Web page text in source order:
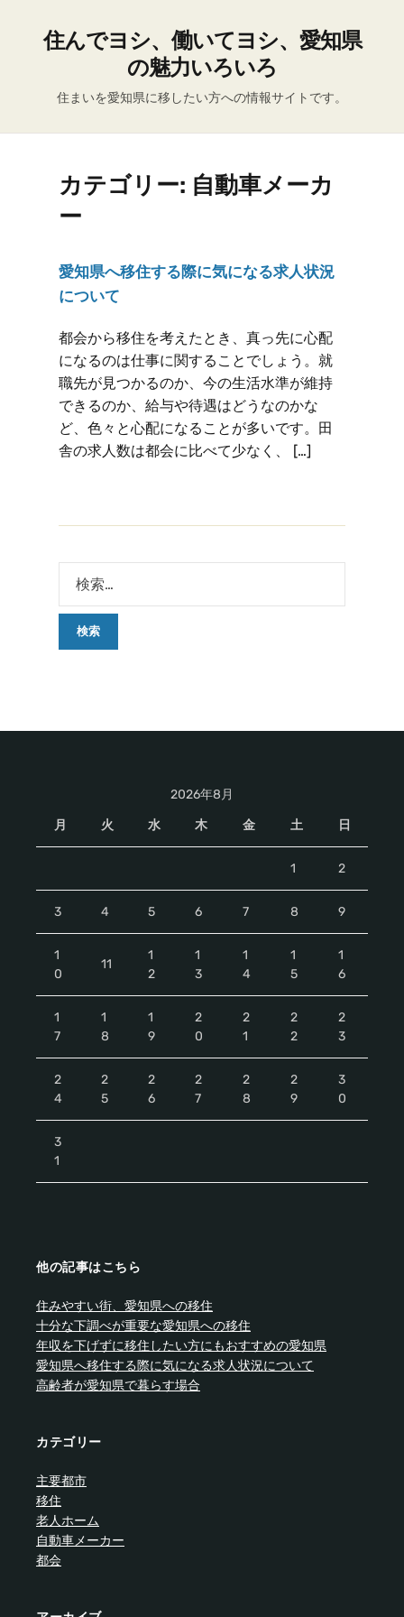
住んでヨシ、働いてヨシ、愛知県
の魅力いろいろ
住まいを愛知県に移したい方への情報サイトです。
カテゴリー: 自動車メーカ
ー
愛知県へ移住する際に気になる求人状況
について
都会から移住を考えたとき、真っ先に心配
になるのは仕事に関することでしょう。就
職先が見つかるのか、今の生活水準が維持
できるのか、給与や待遇はどうなのかな
ど、色々と心配になることが多いです。田
舎の求人数は都会に比べて少なく、 […]
2026年8月
月
火 水 木 金 土 日
1 2
3 4 5 6 7 8 9
1
0
11
1
2
1
3
1
4
1
5
1
6
1
7
1
8
1
9
2
0
2
1
2
2
2
3
2
4
2
5
2
6
2
7
2
8
2
9
3
0
3
1
他の記事はこちら
住みやすい街、愛知県への移住
十分な下調べが重要な愛知県への移住
年収を下げずに移住したい方にもおすすめの愛知県
愛知県へ移住する際に気になる求人状況について
高齢者が愛知県で暮らす場合
カテゴリー
主要都市
移住
老人ホーム
自動車メーカー
都会